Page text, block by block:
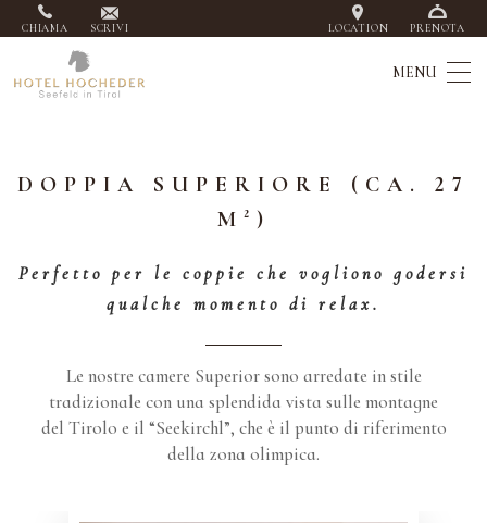
CHIAMA SCRIVI LOCATION PRENOTA
DOPPIA SUPERIORE (CA. 27
M²)
Perfetto per le coppie che vogliono godersi
qualche momento di relax.
Le nostre camere Superior sono arredate in stile
tradizionale con una splendida vista sulle montagne
del Tirolo e il “Seekirchl”, che è il punto di riferimento
della zona olimpica.